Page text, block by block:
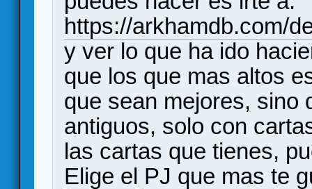
https://arkhamdb.com/
y ver lo que ha ido
que los que mas altos
que sean mejores, sino
antiguos, solo con
las cartas que tienes,
Elige el PJ que mas te